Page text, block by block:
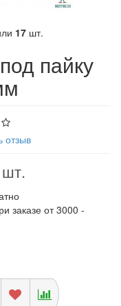
17 шт.
пайку
отзыв
заказе от 3000 -